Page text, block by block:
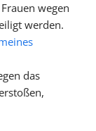
wegen
werden.
das